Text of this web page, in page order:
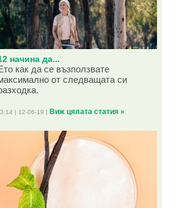
начина да...
как да се възползвате
от следващата си
| 12-06-19 | Виж цялата статия »